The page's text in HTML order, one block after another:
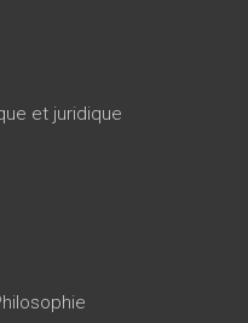
et juridique